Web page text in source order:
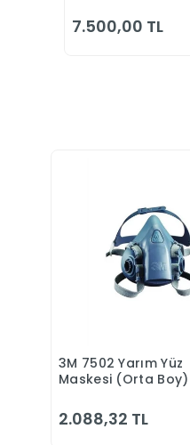
Kenar
7.500,00 TL
Sepete Ekle
3M 7502 Yarım Yüz
Maskesi (Orta Boy)
2.088,32 TL